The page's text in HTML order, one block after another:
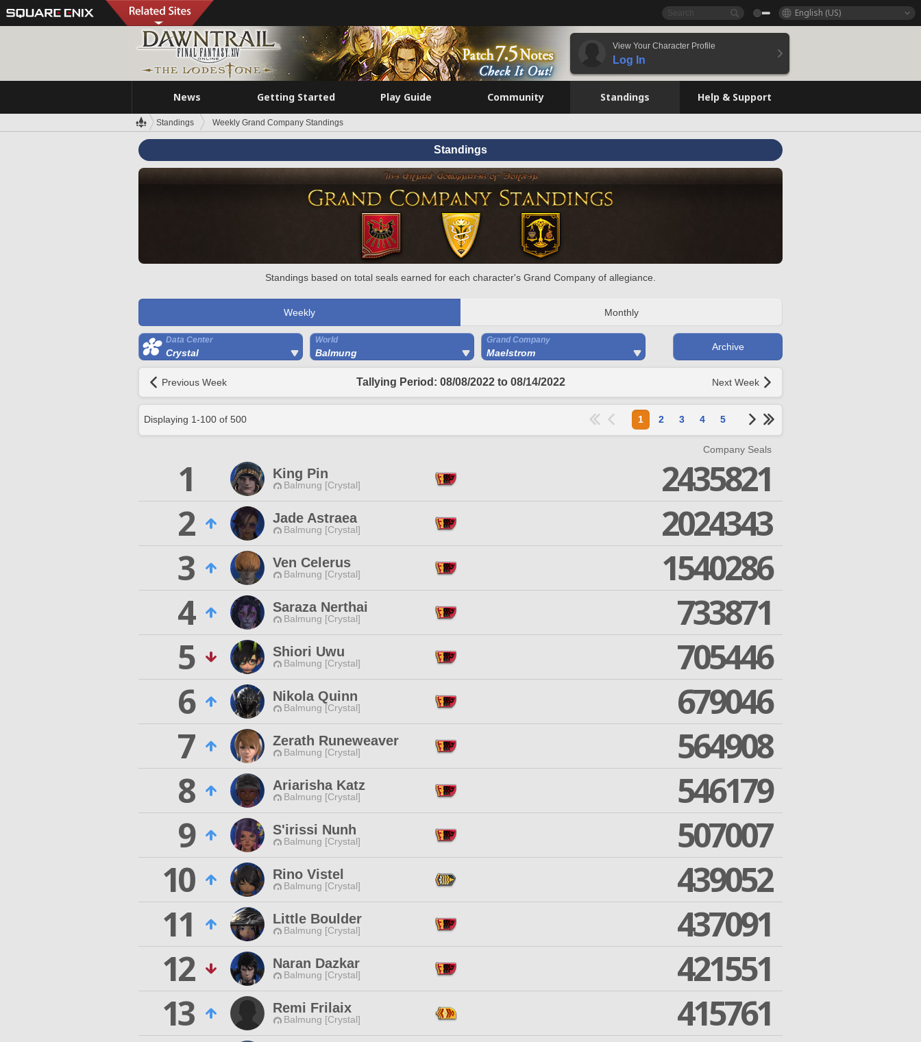
English (US)
View Your Character Profile
Log In
News Getting Started Play Guide Community Standings Help & Support
Standings Weekly Grand Company Standings
Standings
Standings based on total seals earned for each character's Grand Company of allegiance.
Weekly Monthly
Data Center
Crystal
World
Balmung
Grand Company
Maelstrom
Archive
Previous Week Tallying Period: 08/08/2022 to 08/14/2022 Next Week
Displaying 1-100 of 500 1 2 3 4 5
Company Seals
1 King Pin
Balmung [Crystal]
2435821
2
Jade Astraea
Balmung [Crystal]
2024343
3
Ven Celerus
Balmung [Crystal]
1540286
4
Saraza Nerthai
Balmung [Crystal]
733871
5
Shiori Uwu
Balmung [Crystal]
705446
6
Nikola Quinn
Balmung [Crystal]
679046
7
Zerath Runeweaver
Balmung [Crystal]
564908
8
Ariarisha Katz
Balmung [Crystal]
546179
9
S'irissi Nunh
Balmung [Crystal]
507007
10
Rino Vistel
Balmung [Crystal]
439052
11
Little Boulder
Balmung [Crystal]
437091
12
Naran Dazkar
Balmung [Crystal]
421551
13
Remi Frilaix
Balmung [Crystal]
415761